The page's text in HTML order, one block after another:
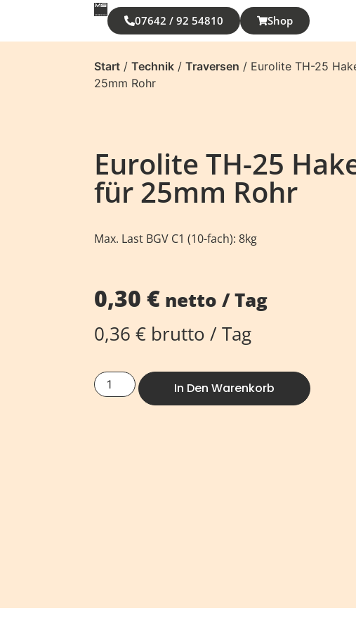
07642 / 92 54810 Shop
Start /Technik /Traversen / Eurolite TH-25
25mm Rohr
Eurolite TH-25
für 25mm Rohr
Max. Last BGV C1 (10-fach): 8kg
0,30€ netto / Tag
0,36€ brutto / Tag
In Den Warenkorb